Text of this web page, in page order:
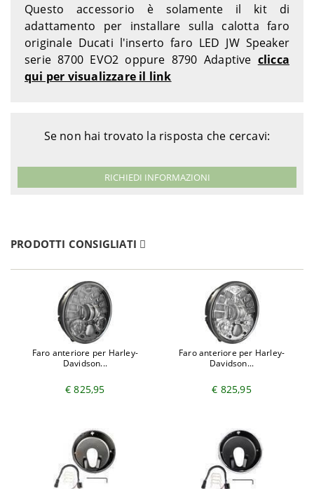
Ducati
Monster 750 i.e. Dark - M400AA
2002
Ducati
Monster 800 i.e. - M406AA
2003-2004
Ducati
Monster 800 i.e. Dark - M406AA
2003
Ducati
Monster 800 i.e. S - M406AA
2003
Ducati
Monster 800 i.e. S2R - M414AA
Monster 900 Cromo - 900M
1998-1999
Ducati
Monster 900 i.e. - M400AA
2002
Monster 900 i.e. Cromo - M200AA
Ducati
Monster 900 S - 900M
Ducati
Monster 916 S4 - M400AA
2001-2003
Monster 996 S4R - M405AA
2004-2006
Sport Classic 1000 - C101AA
2006
Sport Classic 1000 - C102AA
2007-2008
Sport Classic 1000 Paul Smart - C100AA 2006
Ducati
Sport Classic 1000 S - C102AB 2007-2010
Questo accessorio è solamente il kit di
adattamento per installare sulla calotta faro
originale Ducati l'inserto faro LED JW Speaker
serie 8700 EVO2 oppure 8790 Adaptive clicca
qui per visualizzare il link
Se non hai trovato la risposta che cercavi:
RICHIEDI INFORMAZIONI
PRODOTTI CONSIGLIATI
Faro anteriore per Harley-
Davidson...
€ 825,95
Faro anteriore per Harley-
Davidson...
€ 825,95